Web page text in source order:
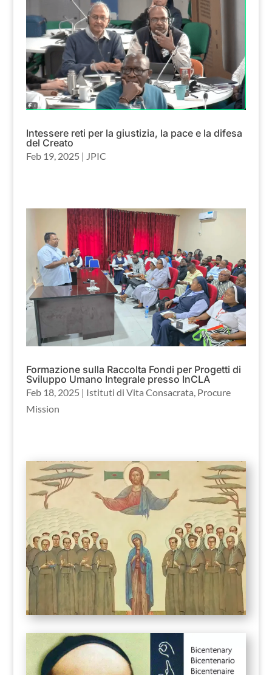
Intessere reti per la giustizia, la pace e la difesa
del Creato
Feb 19, 2025 | JPIC
Formazione sulla Raccolta Fondi per Progetti di
Sviluppo Umano Integrale presso InCLA
Feb 18, 2025 | Istituti di Vita Consacrata, Procure
Mission